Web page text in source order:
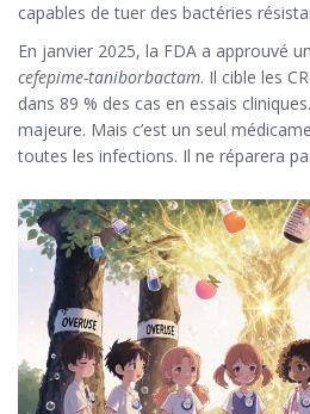
capables de tuer des bactéries
variantes de vieux médicaments. Ce
C’est un réarrangement.
En janvier 2025, la FDA a approuvé
cefepime-taniborbactam. Il cible les
dans 89 % des cas en essais
majeure. Mais c’est un seul
toutes les infections. Il ne réparera
gaspillés.